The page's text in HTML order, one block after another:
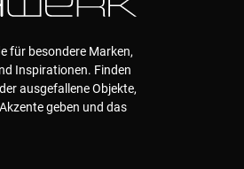
für besondere Marken,
Inspirationen. Finden
ausgefallene Objekte,
geben und das